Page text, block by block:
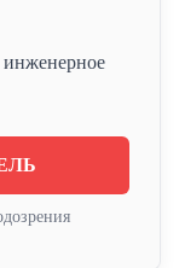
инженерное